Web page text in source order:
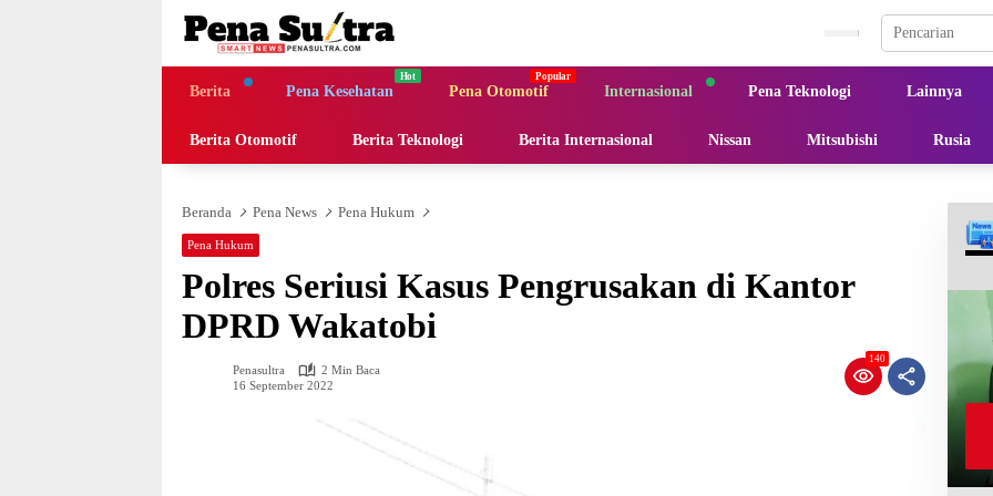
Berita Pena Kesehatan Pena Otomotif Internasional Pena Teknologi Lainnya
Berita Otomotif Berita Teknologi Berita Internasional Nissan Mitsubishi Rusia
Beranda Pena News Pena Hukum
Pena Hukum
Polres Seriusi Kasus Pengrusakan di Kantor
DPRD Wakatobi
Penasultra
2 Min Baca
16 September 2022
140